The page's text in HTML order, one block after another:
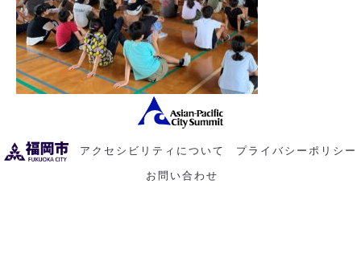
アクセシビリティについて プライバシーポリシー
お問い合わせ